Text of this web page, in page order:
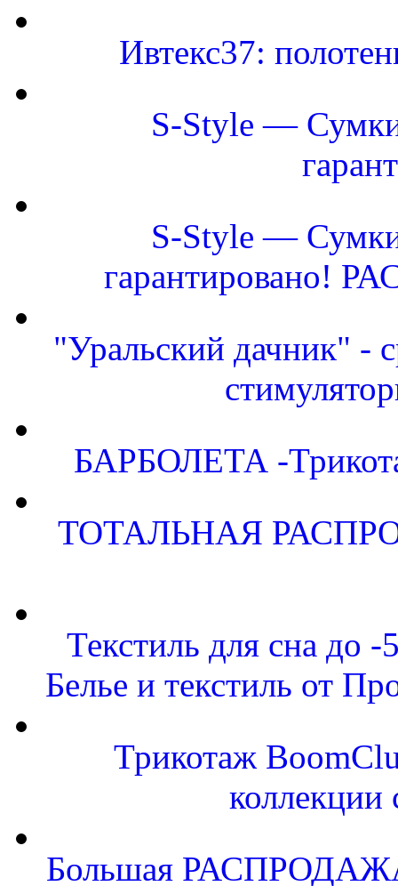
Ивтекс37:
S-Style — Сумки
S-Style — Сумки
гарантировано!
"Уральский дачник" -
БАРБОЛЕТА -
ТОТАЛЬНАЯ
Текстиль для сна
Белье и текстиль от
Трикотаж
Большая